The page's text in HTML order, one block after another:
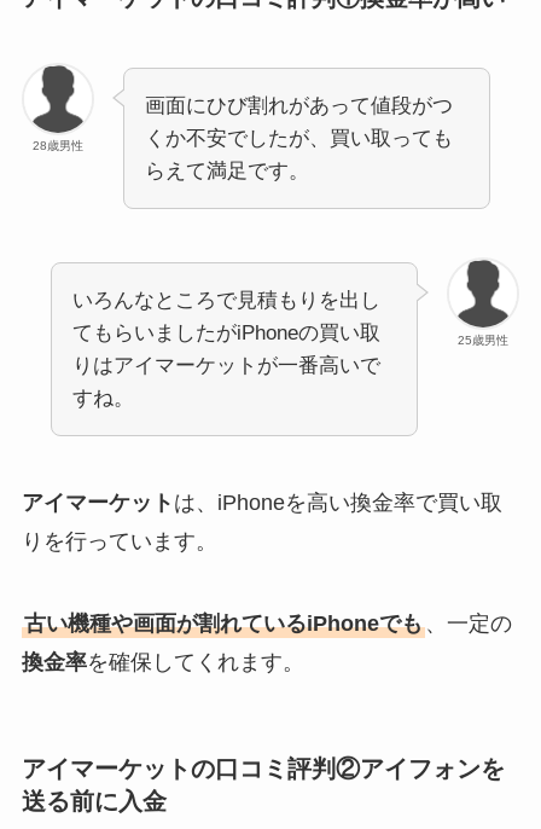
28歳男性
画面にひび割れがあって値段がつ
くか不安でしたが、買い取っても
らえて満足です。
25歳男性
いろんなところで見積もりを出し
てもらいましたがiPhoneの買い取
りはアイマーケットが一番高いで
すね。
アイマーケット は、iPhoneを高い換金率で買い取
りを行っています。
古い機種や画面が割れているiPhoneでも、一定の
換金率を確保してくれます。
アイマーケットの口コミ評判②アイフォンを
送る前に入金